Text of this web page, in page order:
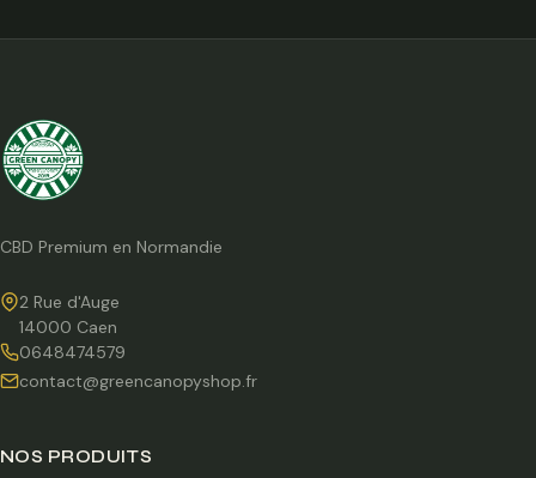
CBD Premium en Normandie
2 Rue d'Auge
14000 Caen
0648474579
contact@greencanopyshop.fr
NOS PRODUITS